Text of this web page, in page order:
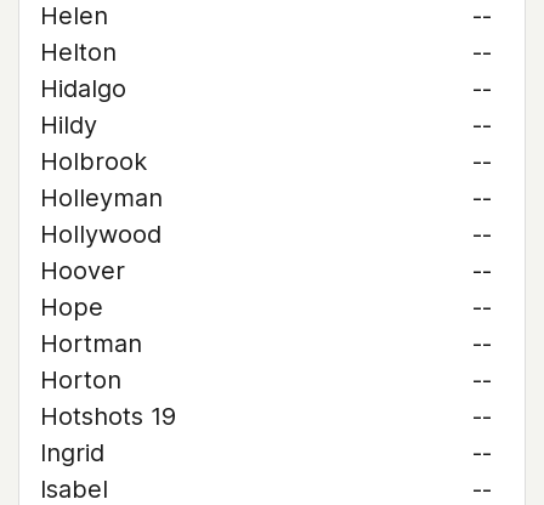
Helen
--
Helton
--
Hidalgo
--
Hildy
--
Holbrook
--
Holleyman
--
Hollywood
--
Hoover
--
Hope
--
Hortman
--
Horton
--
Hotshots 19
--
Ingrid
--
Isabel
--